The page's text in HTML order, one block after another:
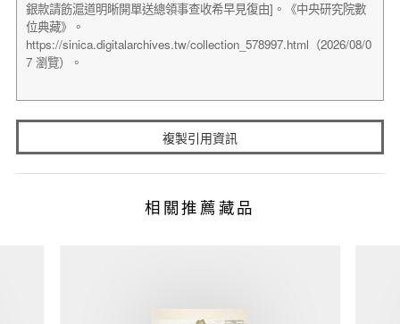
複製引用資訊
相關推薦藏品